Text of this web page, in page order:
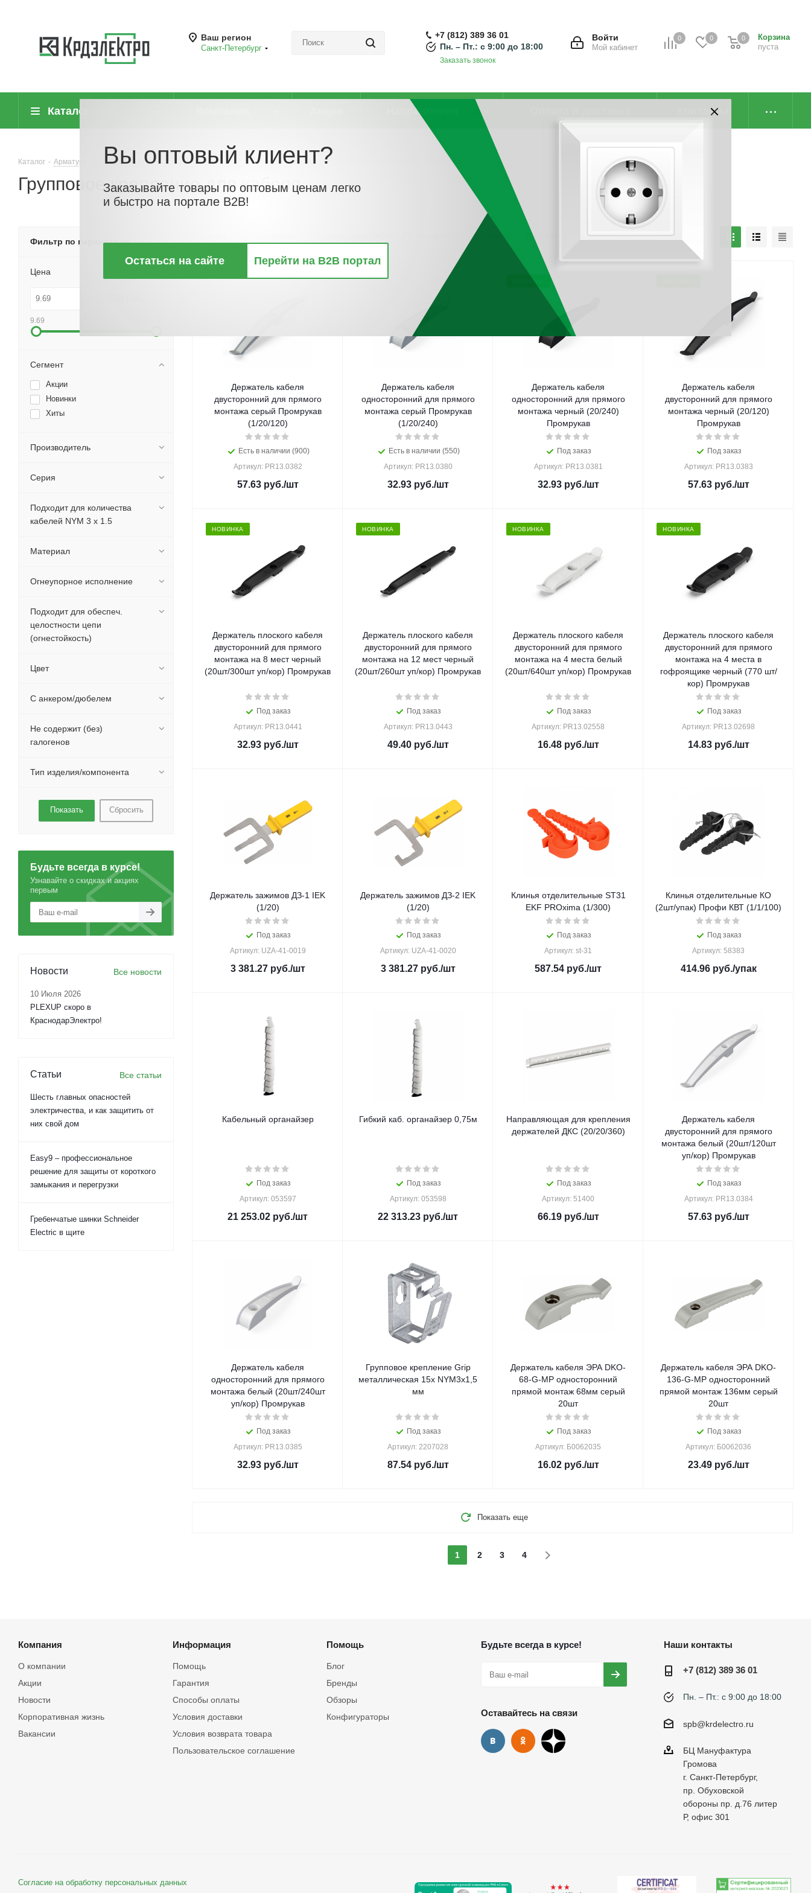
Ваш регион
Санкт-Петербург
0 0
Корзина
пуста
0
Войти
Мой кабинет
+7 (812) 389 36 01
Пн. – Пт.: с 9:00 до 18:00
Заказать звонок
Каталог Направления Контакты
Каталог - Арматура кабельная, крепеж и аксессуары для кабеля - Крепеж для кабеля Групповое крепление для кабеля
Групповое крепление для кабеля
По цене По наличию
Держатель кабеля
двусторонний для прямого
монтажа серый Промрукав
(1/20/120)
Есть в наличии (900)
Артикул: PR13.0382
57.63руб./шт
Держатель кабеля
односторонний для прямого
монтажа серый Промрукав
(1/20/240)
Есть в наличии (550)
Артикул: PR13.0380
32.93руб./шт
НОВИНКА
Держатель кабеля
односторонний для прямого
монтажа черный (20/240)
Промрукав
Под заказ
Артикул: PR13.0381
32.93руб./шт
Держатель кабеля
двусторонний для прямого
монтажа черный (20/120)
Промрукав
Под заказ
Артикул: PR13.0383
57.63руб./шт
НОВИНКА
Держатель плоского кабеля
двусторонний для прямого
монтажа на 8 мест черный
(20шт/300шт уп/кор) Промрукав
Под заказ
Артикул: PR13.0441
32.93руб./шт
НОВИНКА
Держатель плоского кабеля
двусторонний для прямого
монтажа на 12 мест черный
(20шт/260шт уп/кор) Промрукав
Под заказ
Артикул: PR13.0443
49.40руб./шт
НОВИНКА
Держатель плоского кабеля
двусторонний для прямого
монтажа на 4 места белый
(20шт/640шт уп/кор) Промрукав
Под заказ
Артикул: PR13.02558
16.48руб./шт
НОВИНКА
Держатель плоского кабеля
двусторонний для прямого
монтажа на 4 места в
гофроящике черный (770 шт/
кор) Промрукав
Под заказ
Артикул: PR13.02698
14.83руб./шт
Держатель зажимов ДЗ-1 IEK
(1/20)
Под заказ
Артикул: UZA-41-0019
3 381.27руб./шт
Держатель зажимов ДЗ-2 IEK
(1/20)
Под заказ
Артикул: UZA-41-0020
3 381.27руб./шт
Клинья отделительные ST31
EKF PROxima (1/300)
Под заказ
Артикул: st-31
587.54 руб./шт
Клинья отделительные КО
(2шт/упак) Профи КВТ (1/1/100)
Под заказ
Артикул: 58383
414.96руб./упак
Кабельный органайзер
Под заказ
Артикул: 053597
21 253.02 руб./шт
Гибкий каб. органайзер 0,75м
Под заказ
Артикул: 053598
22 313.23 руб./шт
Направляющая для крепления
держателей ДКС (20/20/360)
Под заказ
Артикул: 51400
66.19руб./шт
Держатель кабеля
двусторонний для прямого
монтажа белый (20шт/120шт
уп/кор) Промрукав
Под заказ
Артикул: PR13.0384
57.63руб./шт
Держатель кабеля
односторонний для прямого
монтажа белый (20шт/240шт
уп/кор) Промрукав
Под заказ
Артикул: PR13.0385
32.93руб./шт
Групповое крепление Grip
металлическая 15x NYM3x1,5
мм
Под заказ
Артикул: 2207028
87.54руб./шт
Держатель кабеля ЭРА DKO-
68-G-MP односторонний
прямой монтаж 68мм серый
20шт
Под заказ
Артикул: Б0062035
16.02руб./шт
Держатель кабеля ЭРА DKO-
136-G-MP односторонний
прямой монтаж 136мм серый
20шт
Под заказ
Артикул: Б0062036
23.49руб./шт
Показать еще
1 2 3 4
Фильтр по параметрам
Цена
9.69
Сегмент
Акции
Новинки
Хиты
Производитель
Серия
Подходит для количества
кабелей NYM 3 x 1.5
Материал
Огнеупорное исполнение
Подходит для обеспеч.
целостности цепи
(огнестойкость)
Цвет
С анкером/дюбелем
Не содержит (без)
галогенов
Тип изделия/компонента
Сбросить
Будьте всегда в курсе!
Узнавайте о скидках и акциях
первым
Новости Все новости
10 Июля 2026
PLEXUP скоро в
КраснодарЭлектро!
Статьи Все статьи
Шесть главных опасностей
электричества, и как защитить от
них свой дом
Easy9 – профессиональное
решение для защиты от короткого
замыкания и перегрузки
Гребенчатые шинки Schneider
Electric в щите
Компания
О компании
Акции
Новости
Корпоративная жизнь
Вакансии
Информация
Помощь
Гарантия
Способы оплаты
Условия доставки
Условия возврата товара
Пользовательское соглашение
Помощь
Блог
Бренды
Обзоры
Конфигураторы
Будьте всегда в курсе!
Оставайтесь на связи
Наши контакты
+7 (812) 389 36 01
Пн. – Пт.: с 9:00 до 18:00
spb@krdelectro.ru
БЦ Мануфактура
Громова
г. Санкт-Петербург,
пр. Обуховской
обороны пр. д.76 литер
Р, офис 301
Согласие на обработку персональных данных
Вы оптовый клиент?
Заказывайте товары по оптовым ценам легко
и быстро на портале B2B!
Остаться на сайте Перейти на B2B портал